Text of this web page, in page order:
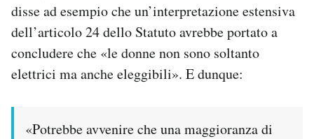
disse ad esempio che un’interpretazione estensiva
dell’articolo 24 dello Statuto avrebbe portato a
concludere che «le donne non sono soltanto
elettrici ma anche eleggibili». E dunque:
«Potrebbe avvenire che una maggioranza di